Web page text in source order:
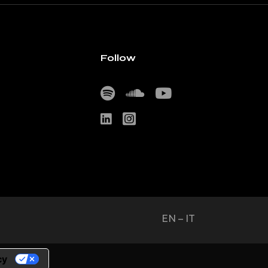
Follow
EN – IT